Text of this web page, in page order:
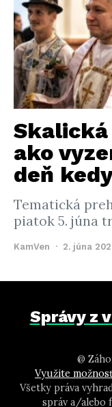
Skalická
ako
deň
Tematická
piatok 5. júna
KamVen 2. júna
Správy z
@
Využite
Všetky práva
správ a/alebo